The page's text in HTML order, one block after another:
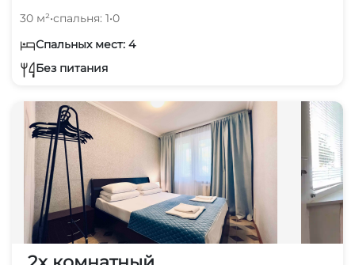
30 м²•спальня: 1•0
Спальных мест: 4
Без питания